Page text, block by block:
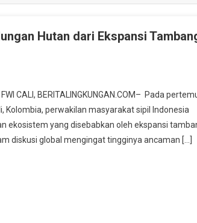
Hutan dari Ekspansi
CALI, BERITALINGKUNGAN.COM– Pada
Kolombia, perwakilan masyarakat sipil Indonesia
yang disebabkan oleh ekspansi
diskusi global mengingat tingginya ancaman […]